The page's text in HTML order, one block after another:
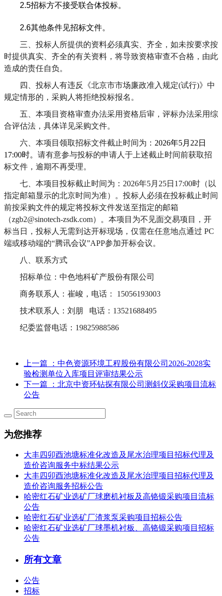
2.5招标方不接受联合体投标。
2.6其他条件见招标文件。
三、投标人所提供的资料必须真实、齐全，如未按要求按
时提供真实、齐全的有关资料，将导致资格审查不合格，由此
造成的责任自负。
四、投标人有违反《北京市市场廉政准入规定(试行)》中
规定情形的，采购人将拒绝投标报名。
五、本项目资格审查办法采用资格后审，评标办法采用综
合评估法，具体详见采购文件。
六、本项目领取招标文件截止时间为： 2026年5月 22 日
1 7:00时。 请有意参与投标的申请人于上述截止时间前获取招
标文件，逾期不再受理。
七、本项目投标截止时间为： 2026年5月 25日 1 7:00时（以
指定邮箱显示的北京时间为准）。投标人必须在投标截止时间
前按采购文件的规定将投标文件发送至指定的邮箱
（zgb2@sinotech-zsdk.com）。本项目为不见面交易项目，开
标当日，投标人无需到达开标现场，仅需在任意地点通过 PC
端或移动端的“腾讯会议”APP参加开标会议。
八、联系方式
招标单位：中色地科矿产股份有限公司
商务联系人： 崔峻， 电话：
15056193003
技术联系人： 刘朋 电话： 13521688495
纪委监督电话： 19825988586
上一篇
：中色资源环境工程股份有限公司2026-2028实
验检测单位入库项目评审结果公示
下一篇
：北京中资环钻探有限公司测斜仪采购项目流标
公告
为您推荐
大丰四卯酉池塘标准化改造及尾水治理项目招标代理及
造价咨询服务中标结果公示
大丰四卯酉池塘标准化改造及尾水治理项目招标代理及
造价咨询服务招标公告
哈密红石矿业选矿厂球磨机衬板及高铬锻采购项目流标
公告
哈密红石矿业选矿厂渣浆泵采购项目招标公告
哈密红石矿业选矿厂球墨机衬板、高铬锻采购项目招标
公告
所有文章
公告
招标